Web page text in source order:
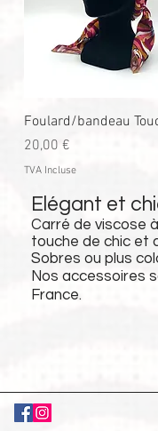
Aperçu rapide
Foulard/bandeau
Prix
20,00 €
TVA Incluse
Elégant et
Carré de viscose
touche de chic et
Sobres ou plus
Nos accessoires
France.